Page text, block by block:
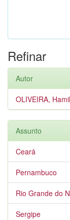
Refinar
Autor
OLIVEIRA,
Assunto
Ceará
Pernambuco
Rio Grande do
Sergipe